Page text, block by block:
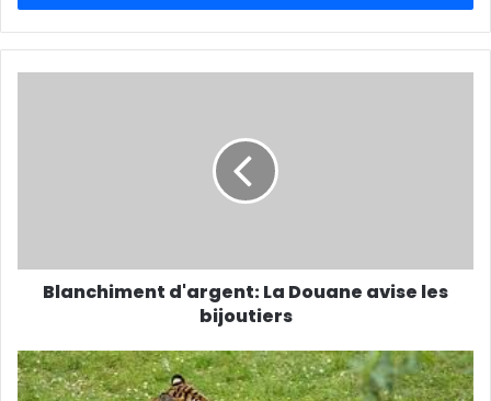
Blanchiment d'argent: La Douane avise les
bijoutiers